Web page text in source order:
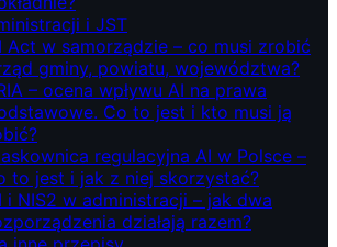
i JST
Act w samorządzie – co musi zrobić
gminy, powiatu, województwa?
– ocena wpływu AI na prawa
Co to jest i kto musi ją
regulacyjna AI w Polsce –
to jest i jak z niej skorzystać?
i NIS2 w administracji – jak dwa
działają razem?